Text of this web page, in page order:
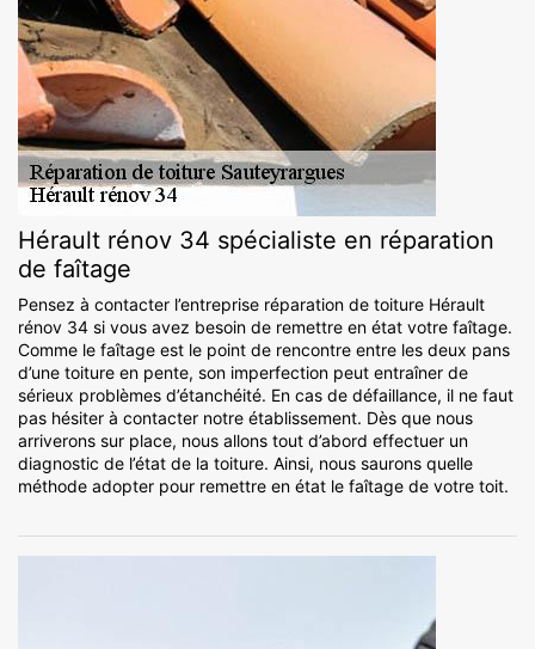
Hérault rénov 34 spécialiste en réparation
de faîtage
Pensez à contacter l’entreprise réparation de toiture Hérault
rénov 34 si vous avez besoin de remettre en état votre faîtage.
Comme le faîtage est le point de rencontre entre les deux pans
d’une toiture en pente, son imperfection peut entraîner de
sérieux problèmes d’étanchéité. En cas de défaillance, il ne faut
pas hésiter à contacter notre établissement. Dès que nous
arriverons sur place, nous allons tout d’abord effectuer un
diagnostic de l’état de la toiture. Ainsi, nous saurons quelle
méthode adopter pour remettre en état le faîtage de votre toit.